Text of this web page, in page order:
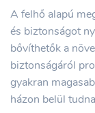
A felhő alapú
és biztonságot
bővíthetők a
biztonságáról
gyakran
házon belül